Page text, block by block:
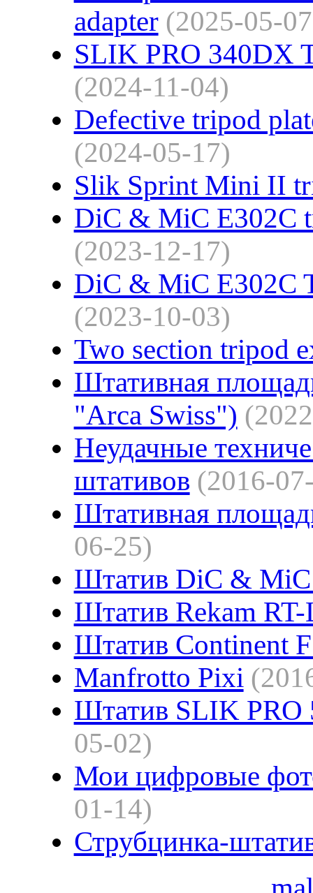
adapter (2025-05-
SLIK PRO 340DX
(2024-11-04)
Defective tripod
(2024-05-17)
Slik Sprint Mini II
DiC & MiC E302C
(2023-12-17)
DiC & MiC E302C
(2023-10-03)
Two section tripod
Штативная
"Arca Swiss")
Неудачные
штативов (2016-
Штативная
06-25)
Штатив DiC &
Штатив Rekam
Штатив Continent
Manfrotto Pixi
Штатив SLIK PRO
05-02)
Мои цифровые
01-14)
Струбцинка-